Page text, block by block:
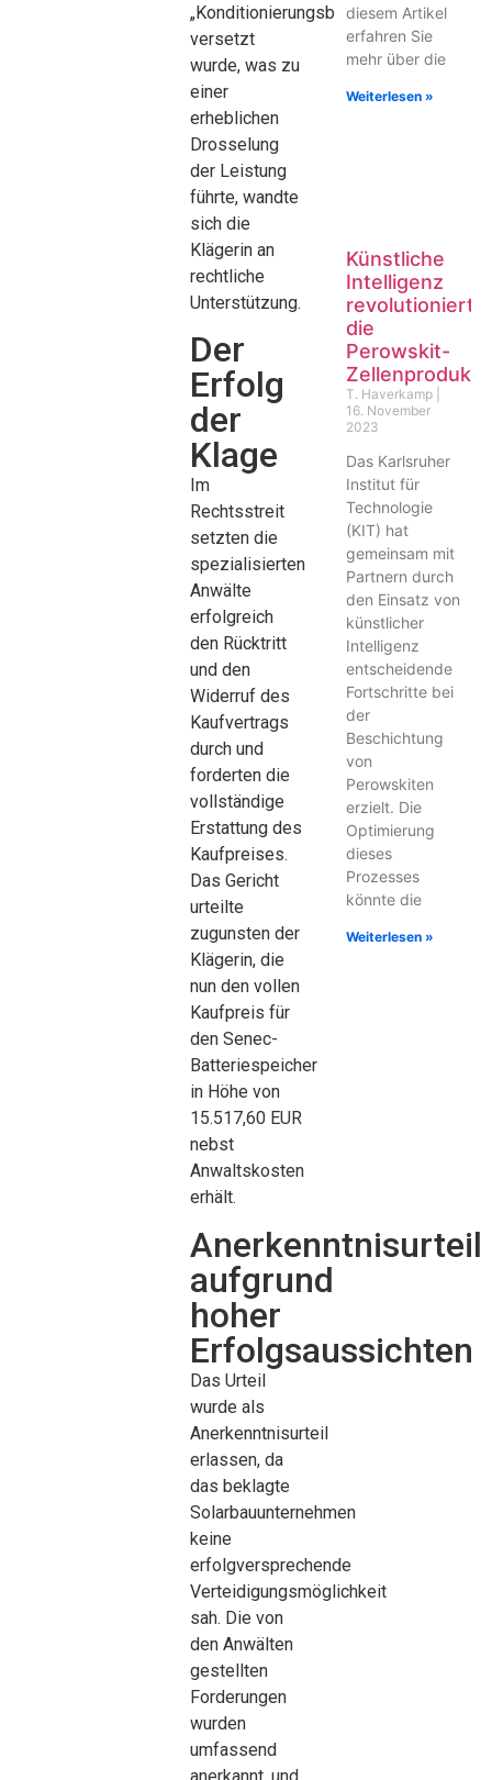
„Konditionierungsbetrieb“
versetzt
wurde, was zu
einer
erheblichen
Drosselung
der Leistung
führte, wandte
sich die
Klägerin an
rechtliche
Unterstützung.
Der
Erfolg
der
Klage
Im
Rechtsstreit
setzten die
spezialisierten
Anwälte
erfolgreich
den Rücktritt
und den
Widerruf des
Kaufvertrags
durch und
forderten die
vollständige
Erstattung des
Kaufpreises.
Das Gericht
urteilte
zugunsten der
Klägerin, die
nun den vollen
Kaufpreis für
den Senec-
Batteriespeicher
in Höhe von
15.517,60 EUR
nebst
Anwaltskosten
erhält.
Anerkenntnisurteil
aufgrund
hoher
Erfolgsaussichten
Das Urteil
wurde als
Anerkenntnisurteil
erlassen, da
das beklagte
Solarbauunternehmen
keine
erfolgversprechende
Verteidigungsmöglichkeit
sah. Die von
den Anwälten
gestellten
Forderungen
wurden
umfassend
anerkannt, und
diesem Artikel
erfahren Sie
mehr über die
Weiterlesen »
Künstliche
Intelligenz
revolutioniert
die
Perowskit-
T. Haverkamp
16. November
2023
Das Karlsruher
Institut für
Technologie
(KIT) hat
gemeinsam mit
Partnern durch
den Einsatz von
künstlicher
Intelligenz
entscheidende
Fortschritte bei
der
Beschichtung
von
Perowskiten
erzielt. Die
Optimierung
dieses
Prozesses
könnte die
Weiterlesen »